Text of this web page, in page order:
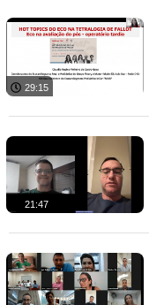
29:15
21:47